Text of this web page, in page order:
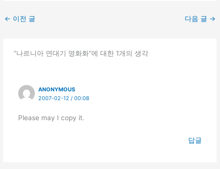
← 이전 글 다음 글 →
“나르니아 연대기 영화화”에 대한 1개의 생각
ANONYMOUS
2007-02-12 / 00:08
Please may I copy it.
답글